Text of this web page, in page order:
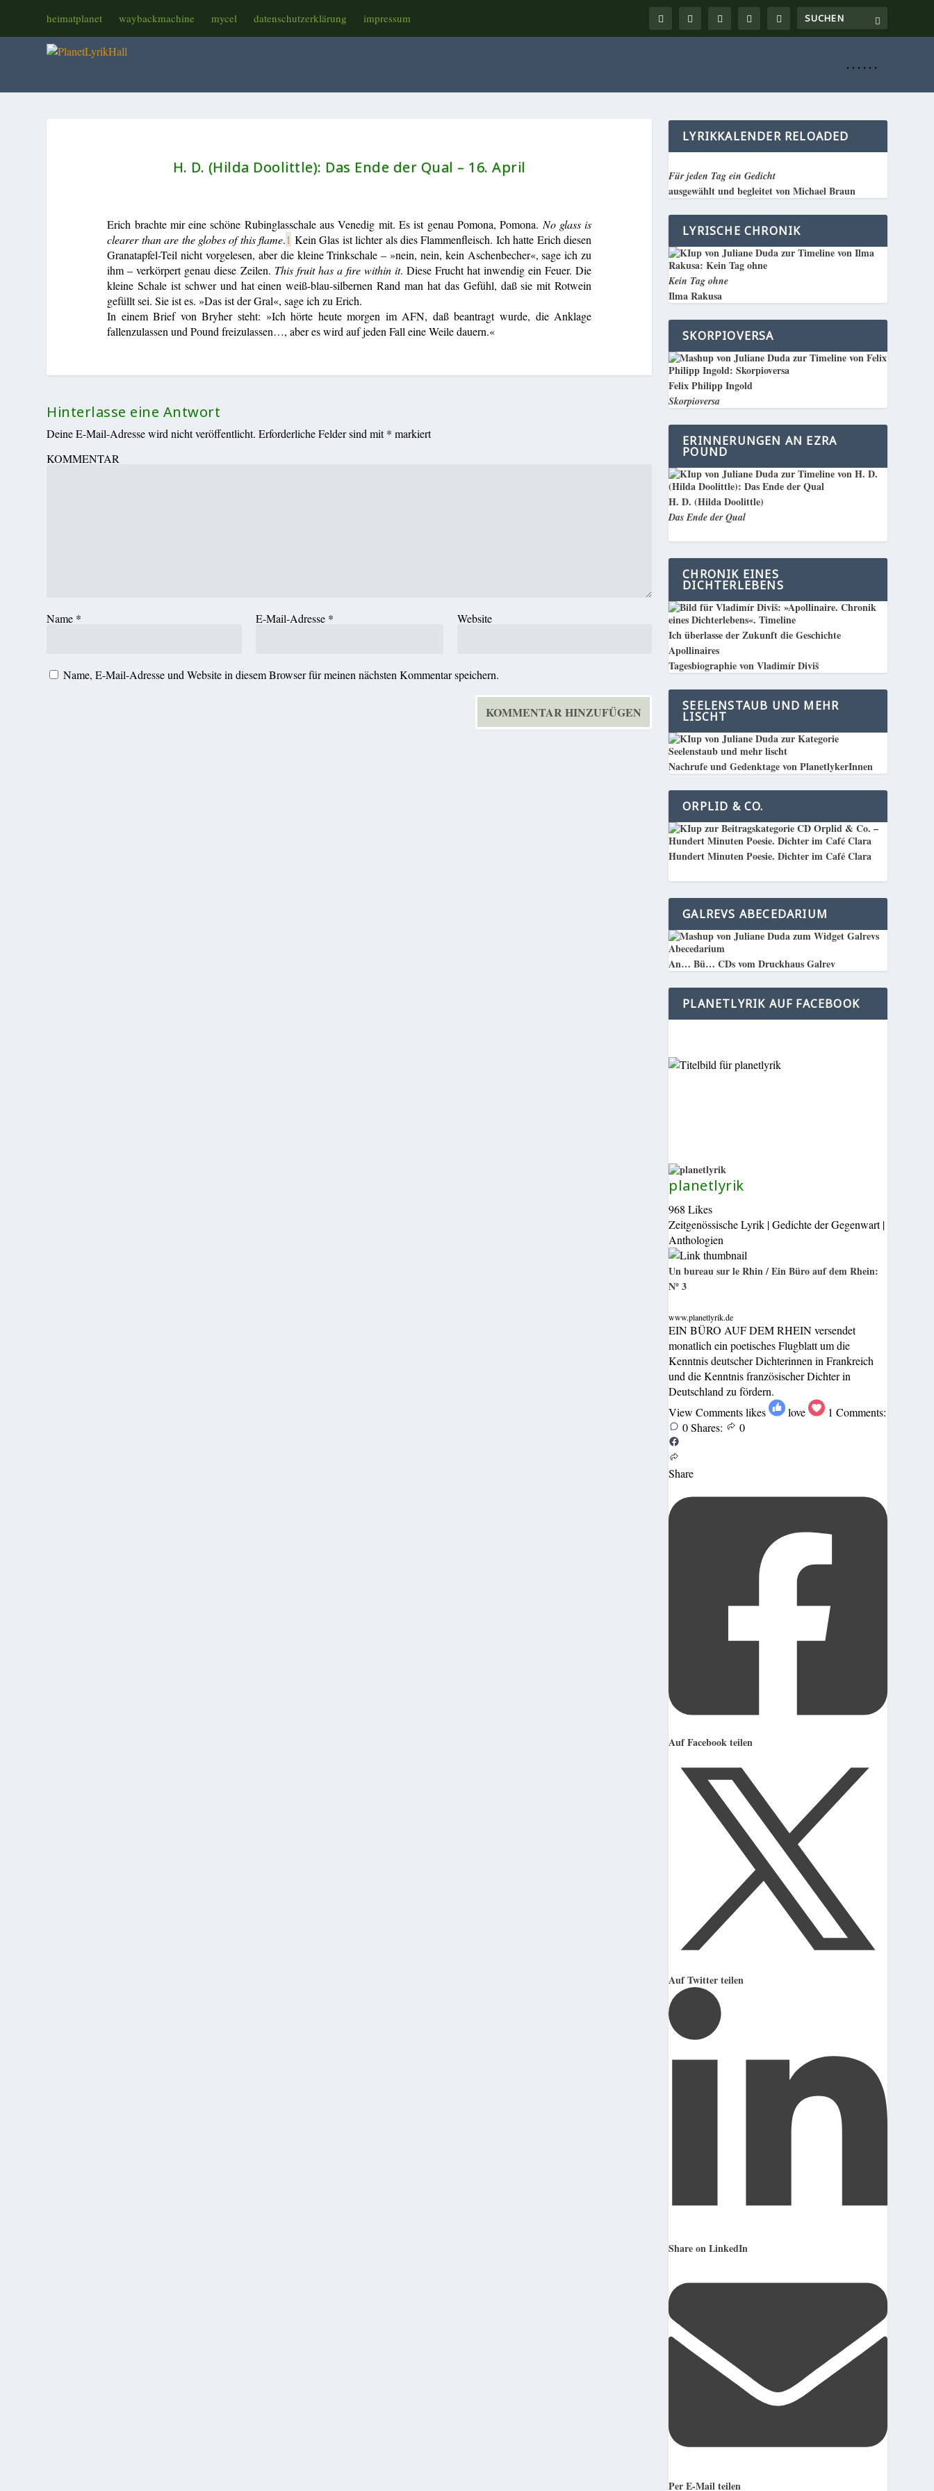
heimatplanet waybackmachine mycel datenschutzerklärung impressum
. . . . . .
H. D. (Hilda Doolittle): Das Ende der Qual – 16. April
Erich brachte mir eine schöne Rubinglasschale aus Venedig mit. Es ist genau Pomona, Pomona. No glass is
clearer than are the globes of this flame.1 Kein Glas ist lichter als dies Flammenfleisch. Ich hatte Erich diesen
Granatapfel-Teil nicht vorgelesen, aber die kleine Trinkschale – »nein, nein, kein Aschenbecher«, sage ich zu
ihm – verkörpert genau diese Zeilen. This fruit has a fire within it. Diese Frucht hat inwendig ein Feuer. Die
kleine Schale ist schwer und hat einen weiß-blau-silbernen Rand man hat das Gefühl, daß sie mit Rotwein
gefüllt sei. Sie ist es. »Das ist der Gral«, sage ich zu Erich.
In einem Brief von Bryher steht: »Ich hörte heute morgen im AFN, daß beantragt wurde, die Anklage
fallenzulassen und Pound freizulassen…, aber es wird auf jeden Fall eine Weile dauern.«
Hinterlasse eine Antwort
Deine E-Mail-Adresse wird nicht veröffentlicht. Erforderliche Felder sind mit* markiert
KOMMENTAR
Name * E-Mail-Adresse * Website
Name, E-Mail-Adresse und Website in diesem Browser für meinen nächsten Kommentar speichern.
LYRIKKALENDER RELOADED
Für jeden Tag ein Gedicht
ausgewählt und begleitet von Michael Braun
LYRISCHE CHRONIK
Kein Tag ohne
Ilma Rakusa
SKORPIOVERSA
Felix Philipp Ingold
Skorpioversa
ERINNERUNGEN AN EZRA
POUND
H. D. (Hilda Doolittle)
Das Ende der Qual
CHRONIK EINES
DICHTERLEBENS
Ich überlasse der Zukunft die Geschichte
Apollinaires
Tagesbiographie von Vladimír Diviš
SEELENSTAUB UND MEHR
LISCHT
Nachrufe und Gedenktage von PlanetlykerInnen
ORPLID & CO.
Hundert Minuten Poesie. Dichter im Café Clara
GALREVS ABECEDARIUM
An… Bü… CDs vom Druckhaus Galrev
PLANETLYRIK AUF FACEBOOK
planetlyrik
968 Likes
Zeitgenössische Lyrik | Gedichte der Gegenwart |
Anthologien
Un bureau sur le Rhin / Ein Büro auf dem Rhein:
Nº 3
www.planetlyrik.de
EIN BÜRO AUF DEM RHEIN versendet
monatlich ein poetisches Flugblatt um die
Kenntnis deutscher Dichterinnen in Frankreich
und die Kenntnis französischer Dichter in
Deutschland zu fördern.
View Comments likes love 1 Comments:
0 Shares: 0
Share
Auf Facebook teilen
Auf Twitter teilen
Share on LinkedIn
Per E-Mail teilen